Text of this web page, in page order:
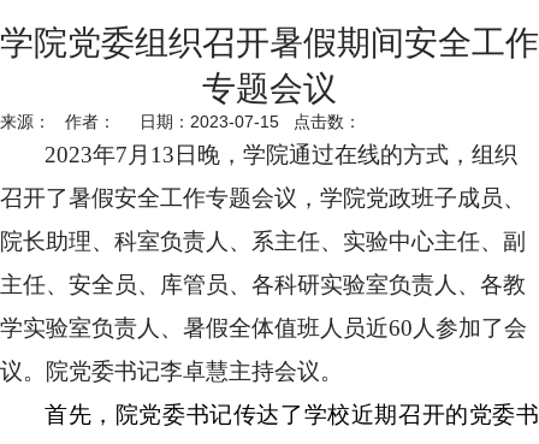
学院党委组织召开暑假期间安全工作
专题会议
来源： 作者： 日期：2023-07-15 点击数：
2023年7 月 13 日晚，学院通过在线的方式，组织
召开了暑假安全工作专题会议，学院党政班子成员、
院长助理、科室负责人、系主任、实验中心主任、副
主任、安全员、库管员、各科研实验室负责人、各教
学实验室负责人、暑假全体值班人员近60 人参加了会
议。院党委书记李卓慧主持会议。
首先，院党委书记传达了学校近期召开的党委书